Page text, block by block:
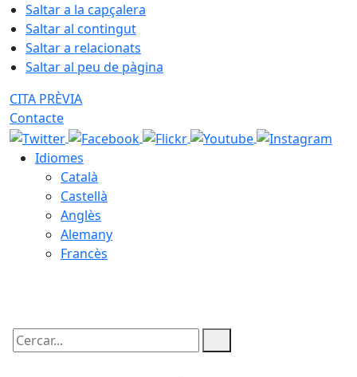
Saltar a la capçalera
Saltar al contingut
Saltar a relacionats
Saltar al peu de pàgina
CITA PRÈVIA
Contacte
Idiomes
Català
Castellà
Anglès
Alemany
Francès
Cercar: